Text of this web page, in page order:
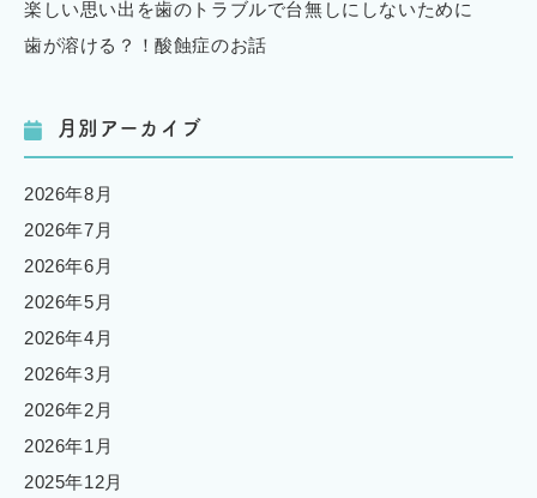
楽しい思い出を歯のトラブルで台無しにしないために
歯が溶ける？！酸蝕症のお話
月別アーカイブ
2026年8月
2026年7月
2026年6月
2026年5月
2026年4月
2026年3月
2026年2月
2026年1月
2025年12月